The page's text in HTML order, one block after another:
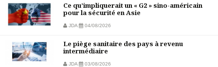
Ce qu’impliquerait un « G2 » sino-américain
pour la sécurité en Asie
JDA 04/08/2026
Le piège sanitaire des pays à revenu
intermédiaire
JDA 03/08/2026